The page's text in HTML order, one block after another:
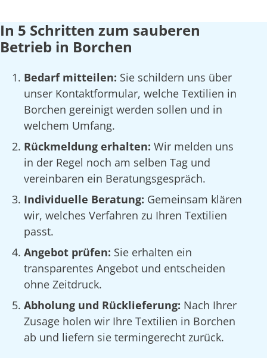
In 5 Schritten zum sauberen
Betrieb in Borchen
Bedarf mitteilen: Sie schildern uns über
unser Kontaktformular, welche Textilien in
Borchen gereinigt werden sollen und in
welchem Umfang.
Rückmeldung erhalten: Wir melden uns
in der Regel noch am selben Tag und
vereinbaren ein Beratungsgespräch.
Individuelle Beratung: Gemeinsam klären
wir, welches Verfahren zu Ihren Textilien
passt.
Angebot prüfen: Sie erhalten ein
transparentes Angebot und entscheiden
ohne Zeitdruck.
Abholung und Rücklieferung: Nach Ihrer
Zusage holen wir Ihre Textilien in Borchen
ab und liefern sie termingerecht zurück.